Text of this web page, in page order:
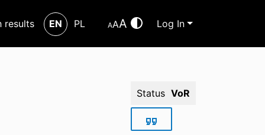
results EN PL AAA Log In
Status VoR